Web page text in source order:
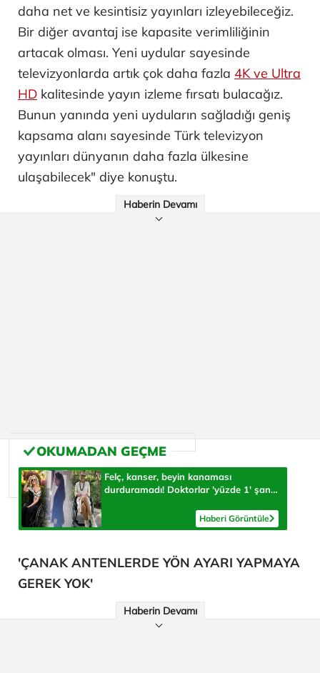
daha net ve kesintisiz yayınları izleyebileceğiz.
Bir diğer avantaj ise kapasite verimliliğinin
artacak olması. Yeni uydular sayesinde
televizyonlarda artık çok daha fazla 4K ve Ultra
HD kalitesinde yayın izleme fırsatı bulacağız.
Bunun yanında yeni uyduların sağladığı geniş
kapsama alanı sayesinde Türk televizyon
yayınları dünyanın daha fazla ülkesine
ulaşabilecek" diye konuştu.
Haberin Devamı
Felç, kanser, beyin kanaması
durduramadı! Doktorlar 'yüzde 1' şans
Haberi Görüntüle
'ÇANAK ANTENLERDE YÖN AYARI YAPMAYA
GEREK YOK'
Haberin Devamı